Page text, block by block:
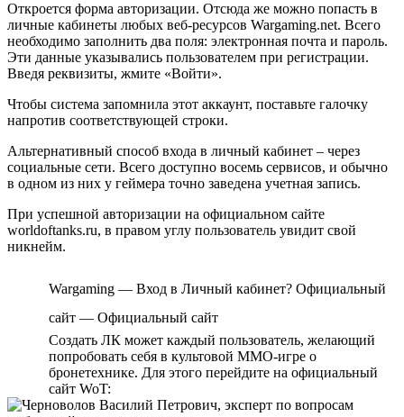
Откроется форма авторизации. Отсюда же можно попасть в
личные кабинеты любых веб-ресурсов Wargaming.net. Всего
необходимо заполнить два поля: электронная почта и пароль.
Эти данные указывались пользователем при регистрации.
Введя реквизиты, жмите «Войти».
Чтобы система запомнила этот аккаунт, поставьте галочку
напротив соответствующей строки.
Альтернативный способ входа в личный кабинет – через
социальные сети. Всего доступно восемь сервисов, и обычно
в одном из них у геймера точно заведена учетная запись.
При успешной авторизации на официальном сайте
worldoftanks.ru, в правом углу пользователь увидит свой
никнейм.
Wargaming — Вход в Личный кабинет? Официальный
сайт — Официальный сайт
Создать ЛК может каждый пользователь, желающий
попробовать себя в культовой MMO-игре о
бронетехнике. Для этого перейдите на официальный
сайт WoT: